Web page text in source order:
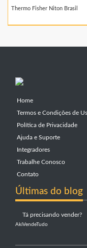
Thermo Fisher Niton Brasil
Home
Termos e Condições de
Política de Privacidade
Ajuda e Suporte
Integradores
Trabalhe Conosco
Contato
Últimas do blog
Tá precisando vender?
AkiVendeTudo